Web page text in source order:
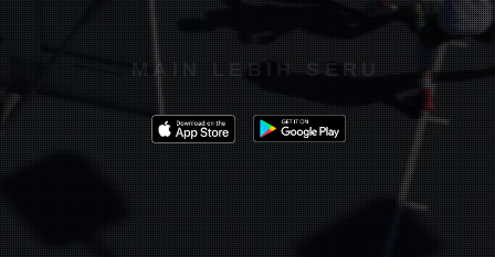
MAIN LEBIH SERU